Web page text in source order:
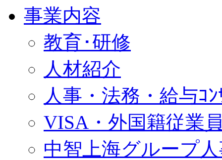
事業内容
教育･研修
人材紹介
人事・法務・給与ｺﾝ
VISA・外国籍従業
中智上海グループ